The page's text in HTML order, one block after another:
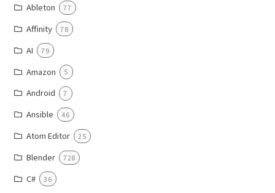
Ableton 77
Affinity 78
AI 79
Amazon 5
Android 7
Ansible 46
Atom Editor 25
Blender 728
C# 36